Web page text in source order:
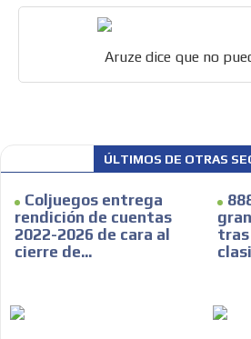
Aruze dice que no
ÚLTIMOS DE OTRAS
Coljuegos entrega
rendición de cuentas
2022-2026 de cara al
cierre de...
tras